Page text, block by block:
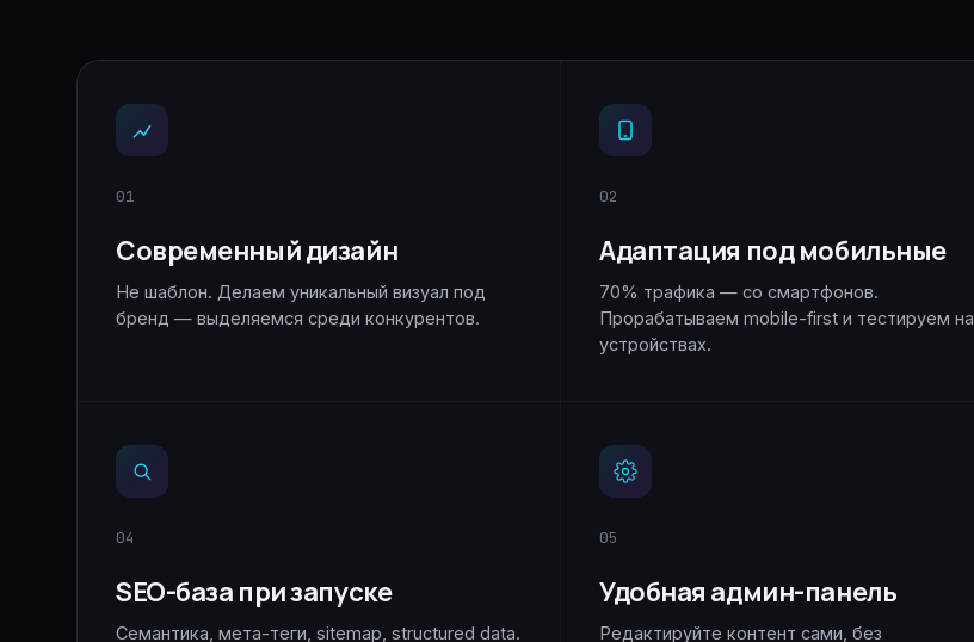
01
Современный дизайн
Не шаблон. Делаем уникальный визуал под
бренд — выделяемся среди конкурентов.
02
Адаптация под мобильные
70% трафика — со смартфонов.
Прорабатываем mobile-first и тестируем на
устройствах.
04
SEO-база при запуске
Семантика, мета-теги, sitemap, structured data.
05
Удобная админ-панель
Редактируйте контент сами, без